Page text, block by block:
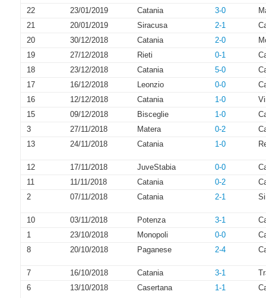
22 23/01/2019 Catania 3-0
21
20/01/2019 Siracusa 2-1
20
30/12/2018 Catania 2-0
19
27/12/2018 Rieti 0-1
18
23/12/2018 Catania 5-0
17
16/12/2018 Leonzio 0-0
16
12/12/2018 Catania 1-0
15
09/12/2018 Bisceglie 1-0
3
27/11/2018 Matera 0-2
13
24/11/2018 Catania 1-0
12 17/11/2018 JuveStabia 0-0
11
11/11/2018 Catania 0-2
2
07/11/2018 Catania 2-1
10 03/11/2018 Potenza 3-1
1
23/10/2018 Monopoli 0-0
8
20/10/2018 Paganese 2-4
7 16/10/2018 Catania 3-1
6
13/10/2018 Casertana 1-1